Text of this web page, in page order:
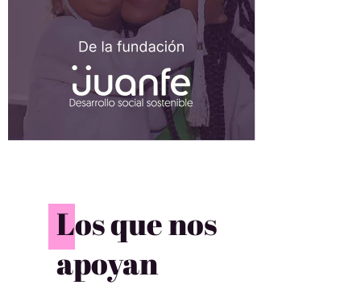
Los que nos
apoyan